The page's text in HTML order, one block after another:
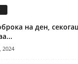
на ден,
2024